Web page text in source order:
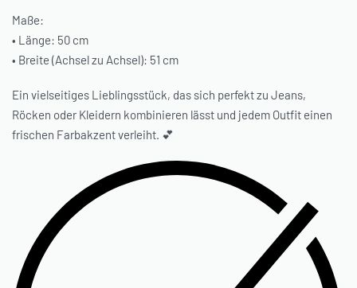
Maße:
• Länge: 50 cm
• Breite (Achsel zu Achsel): 51 cm
Ein vielseitiges Lieblingsstück, das sich perfekt zu Jeans,
Röcken oder Kleidern kombinieren lässt und jedem Outfit einen
frischen Farbakzent verleiht. 💕